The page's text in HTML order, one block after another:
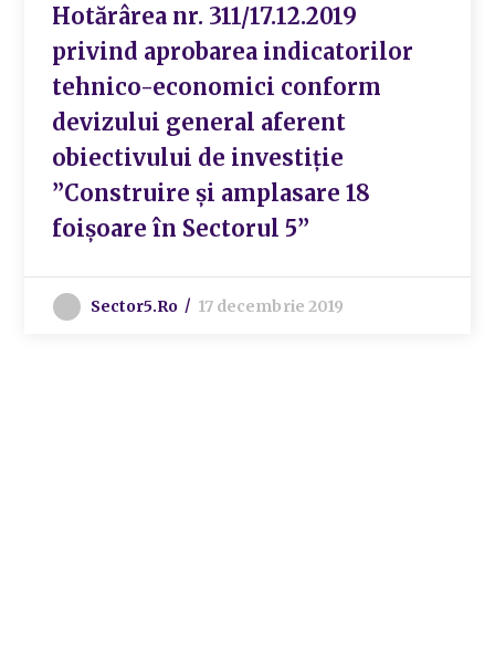
Hotărârea nr. 311/17.12.2019
privind aprobarea indicatorilor
tehnico-economici conform
devizului general aferent
obiectivului de investiție
”Construire și amplasare 18
foișoare în Sectorul 5”
Sector5.ro 17 decembrie 2019